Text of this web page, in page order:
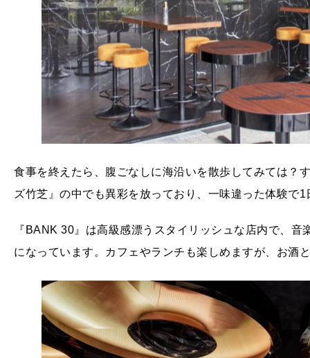
食事を終えたら、腹ごなしに海沿いを散歩してみては？
ズ竹芝』の中でも異彩を放っており、一味違った体験で
『BANK 30』は高級感漂うスタイリッシュな店内で、
になっています。カフェやランチも楽しめますが、お酒